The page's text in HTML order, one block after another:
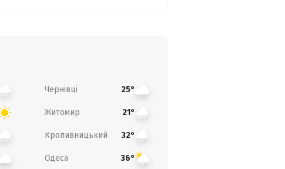
Чернівці 25°
Житомир 21°
Кропивницький 32°
Одеса 36°